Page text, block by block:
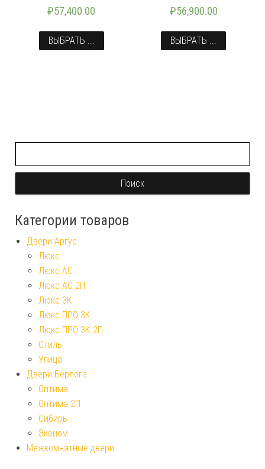
₽57,400.00
ВЫБРАТЬ ...
₽56,900.00
ВЫБРАТЬ ...
Категории товаров
Двери Аргус
Люкс
Люкс АС
Люкс АС 2П
Люкс 3К
Люкс ПРО 3К
Люкс ПРО 3К 2П
Стиль
Улица
Двери Берлога
Оптима
Оптима 2П
Сибирь
Эконом
Межкомнатные двери